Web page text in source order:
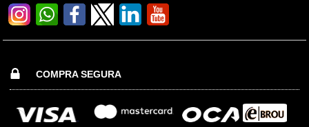
COMPRA SEGURA